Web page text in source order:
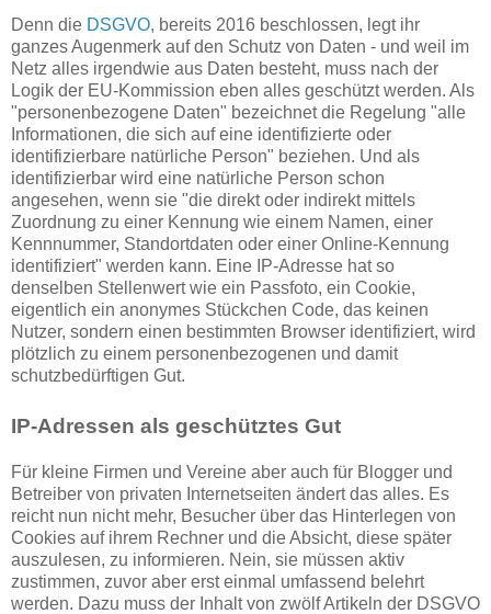
Denn die DSGVO, bereits 2016 beschlossen, legt ihr
ganzes Augenmerk auf den Schutz von Daten - und weil im
Netz alles irgendwie aus Daten besteht, muss nach der
Logik der EU-Kommission eben alles geschützt werden. Als
"personenbezogene Daten" bezeichnet die Regelung "alle
Informationen, die sich auf eine identifizierte oder
identifizierbare natürliche Person" beziehen. Und als
identifizierbar wird eine natürliche Person schon
angesehen, wenn sie "die direkt oder indirekt mittels
Zuordnung zu einer Kennung wie einem Namen, einer
Kennnummer, Standortdaten oder einer Online-Kennung
identifiziert" werden kann. Eine IP-Adresse hat so
denselben Stellenwert wie ein Passfoto, ein Cookie,
eigentlich ein anonymes Stückchen Code, das keinen
Nutzer, sondern einen bestimmten Browser identifiziert, wird
plötzlich zu einem personenbezogenen und damit
schutzbedürftigen Gut.
IP-Adressen als geschütztes Gut
Für kleine Firmen und Vereine aber auch für Blogger und
Betreiber von privaten Internetseiten ändert das alles. Es
reicht nun nicht mehr, Besucher über das Hinterlegen von
Cookies auf ihrem Rechner und die Absicht, diese später
auszulesen, zu informieren. Nein, sie müssen aktiv
zustimmen, zuvor aber erst einmal umfassend belehrt
werden. Dazu muss der Inhalt von zwölf Artikeln der DSGVO